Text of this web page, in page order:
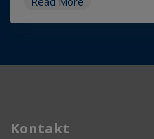
Kontakt